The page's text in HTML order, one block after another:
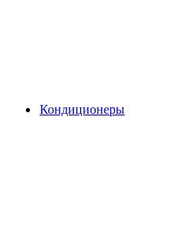
Кондиционеры